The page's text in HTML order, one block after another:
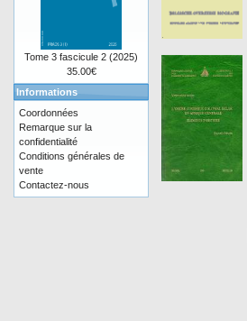
Tome 3 fascicule 2 (2025)
35.00€
Informations
Coordonnées
Remarque sur la
confidentialité
Conditions générales de
vente
Contactez-nous